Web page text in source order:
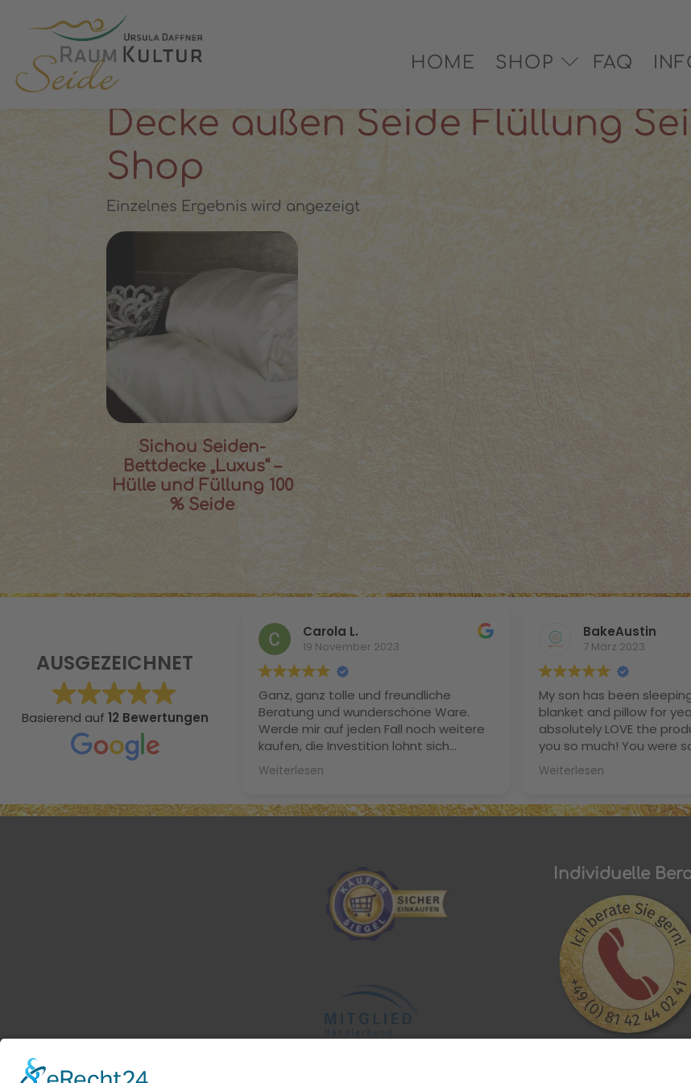
HOME SHOP FAQ
✓ 100 % Maulbeerseide
STARTSEITE
Decke außen Seide Flüllung
Shop
Einzelnes Ergebnis wird angezeigt
Sichou Seiden-
Bettdecke „Luxus“ –
Hülle und Füllung 100
% Seide
AUSGEZEICHNET
Basierend auf 12 Bewertungen
Carola L.
19 November 2023
Ganz, ganz tolle und freundliche
Beratung und wunderschöne Ware.
Werde mir auf jeden Fall noch weitere
kaufen, die Investition lohnt sich
definitiv. Ich habe noch nie so gut
geschlafen, schwitze nicht mehr und
Maulbeerseide nicht mehr trocken und
Weiterlesen
BakeAustin
7 März 2023
My son has been
blanket and pillow for
absolutely LOVE the
you so much! You were
your advice invaluable
to get some for myself.
Weiterlesen
Individuelle